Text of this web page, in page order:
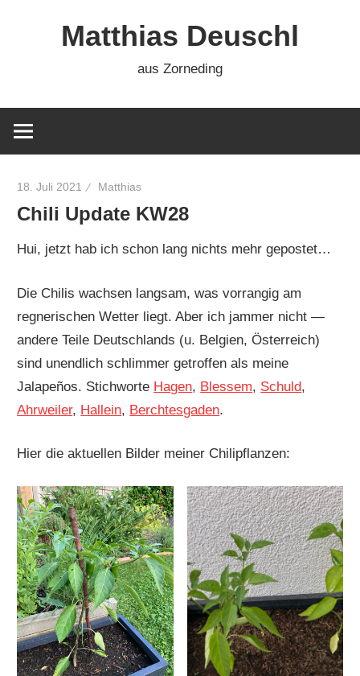
Matthias Deuschl
aus Zorneding
18. Juli 2021 Matthias
Chili Update KW28
Hui, jetzt hab ich schon lang nichts mehr gepostet…
Die Chilis wachsen langsam, was vorrangig am
regnerischen Wetter liegt. Aber ich jammer nicht —
andere Teile Deutschlands (u. Belgien, Österreich)
sind unendlich schlimmer getroffen als meine
Jalapeños. Stichworte Hagen, Blessem, Schuld,
Ahrweiler, Hallein, Berchtesgaden.
Hier die aktuellen Bilder meiner Chilipflanzen: